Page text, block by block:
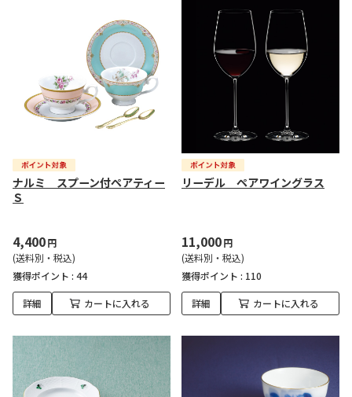
ナルミ スプーン付ペアティー
Ｓ
4,400円
(送料別・税込)
獲得ポイント : 44
詳細 カートに入れる
リーデル ペアワイングラス
11,000円
(送料別・税込)
獲得ポイント : 110
詳細 カートに入れる